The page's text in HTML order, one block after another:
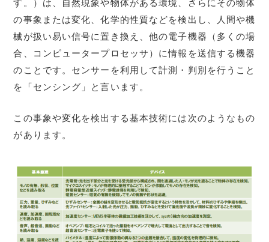
す。）は、自然現象や物体がある環境、さらにその物体
の事象または変化、化学的性質などを検出し、人間や機
械が扱い易い信号に置き換え、他の電子機器（多くの場
合、コンピュータープロセッサ）に情報を送信する機器
のことです。センサーを利用して計測・判別を行うこと
を「センシング」と言います。
この事象や変化を検出する基本技術には次のようなもの
があります。